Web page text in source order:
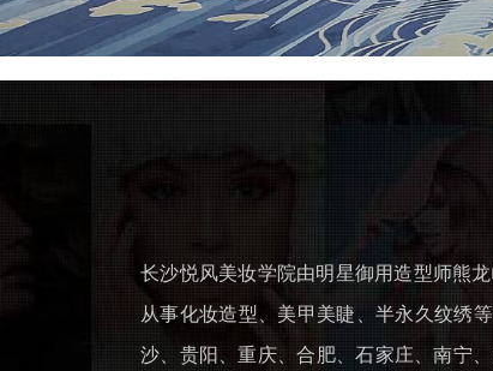
长沙悦风美妆学院由明星御用造型师熊
从事化妆造型、美甲美睫、半永久纹绣
沙、贵阳、重庆、合肥、石家庄、南宁